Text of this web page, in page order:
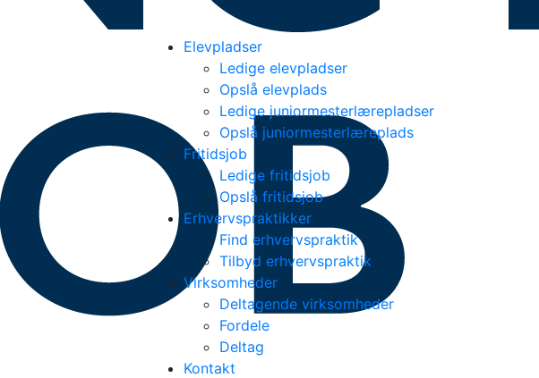
Elevpladser
Ledige elevpladser
Opslå elevplads
Ledige juniormesterlærepladser
Opslå juniormesterlæreplads
Fritidsjob
Ledige fritidsjob
Opslå fritidsjob
Erhvervspraktikker
Find erhvervspraktik
Tilbyd erhvervspraktik
Virksomheder
Deltagende virksomheder
Fordele
Deltag
Kontakt